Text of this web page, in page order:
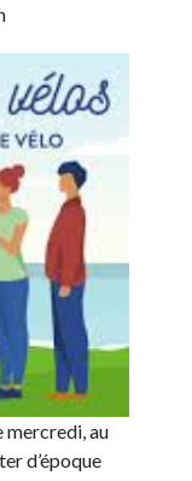
mercredi, au
d’époque